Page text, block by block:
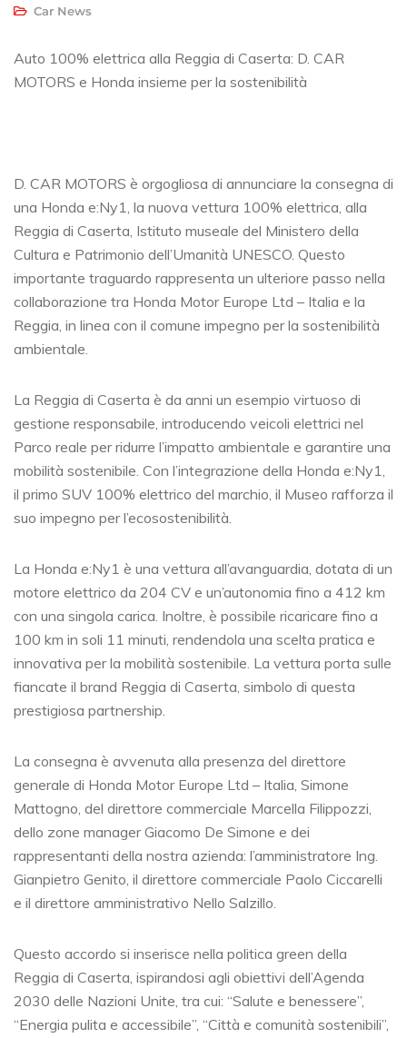
Car News
Auto 100% elettrica alla Reggia di Caserta: D. CAR
MOTORS e Honda insieme per la sostenibilità
D. CAR MOTORS è orgogliosa di annunciare la consegna di
una Honda e:Ny1, la nuova vettura 100% elettrica, alla
Reggia di Caserta, Istituto museale del Ministero della
Cultura e Patrimonio dell’Umanità UNESCO. Questo
importante traguardo rappresenta un ulteriore passo nella
collaborazione tra Honda Motor Europe Ltd – Italia e la
Reggia, in linea con il comune impegno per la sostenibilità
ambientale.
La Reggia di Caserta è da anni un esempio virtuoso di
gestione responsabile, introducendo veicoli elettrici nel
Parco reale per ridurre l’impatto ambientale e garantire una
mobilità sostenibile. Con l’integrazione della Honda e:Ny1,
il primo SUV 100% elettrico del marchio, il Museo rafforza il
suo impegno per l’ecosostenibilità.
La Honda e:Ny1 è una vettura all’avanguardia, dotata di un
motore elettrico da 204 CV e un’autonomia fino a 412 km
con una singola carica. Inoltre, è possibile ricaricare fino a
100 km in soli 11 minuti, rendendola una scelta pratica e
innovativa per la mobilità sostenibile. La vettura porta sulle
fiancate il brand Reggia di Caserta, simbolo di questa
prestigiosa partnership.
La consegna è avvenuta alla presenza del direttore
generale di Honda Motor Europe Ltd – Italia, Simone
Mattogno, del direttore commerciale Marcella Filippozzi,
dello zone manager Giacomo De Simone e dei
rappresentanti della nostra azienda: l’amministratore Ing.
Gianpietro Genito, il direttore commerciale Paolo Ciccarelli
e il direttore amministrativo Nello Salzillo.
Questo accordo si inserisce nella politica green della
Reggia di Caserta, ispirandosi agli obiettivi dell’Agenda
2030 delle Nazioni Unite, tra cui: “Salute e benessere”,
“Energia pulita e accessibile”, “Città e comunità sostenibili”,